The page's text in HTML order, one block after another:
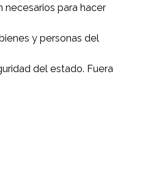
necesarios para hacer
y personas del
del estado. Fuera